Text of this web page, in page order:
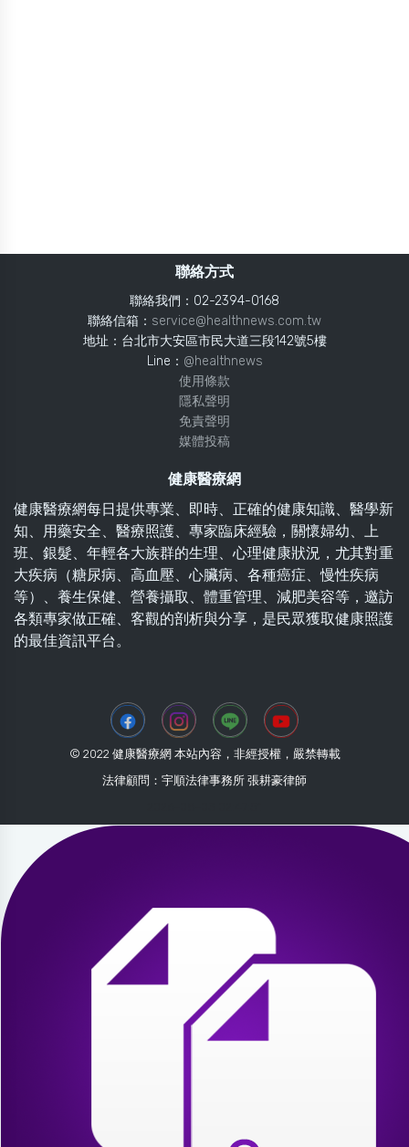
聯絡方式
聯絡我們：02-2394-0168
聯絡信箱： service@healthnews.com.tw
地址：台北市大安區市民大道三段142號5樓
Line： @healthnews
使用條款
隱私聲明
免責聲明
媒體投稿
健康醫療網
健康醫療網每日提供專業、即時、正確的健康知識、醫學新
知、用藥安全、醫療照護、專家臨床經驗，關懷婦幼、上
班、銀髮、年輕各大族群的生理、心理健康狀況，尤其對重
大疾病（糖尿病、高血壓、心臟病、各種癌症、慢性疾病
等）、養生保健、營養攝取、體重管理、減肥美容等，邀訪
各類專家做正確、客觀的剖析與分享，是民眾獲取健康照護
的最佳資訊平台。
© 2022 健康醫療網 本站內容，非經授權，嚴禁轉載
法律顧問：宇順法律事務所 張耕豪律師